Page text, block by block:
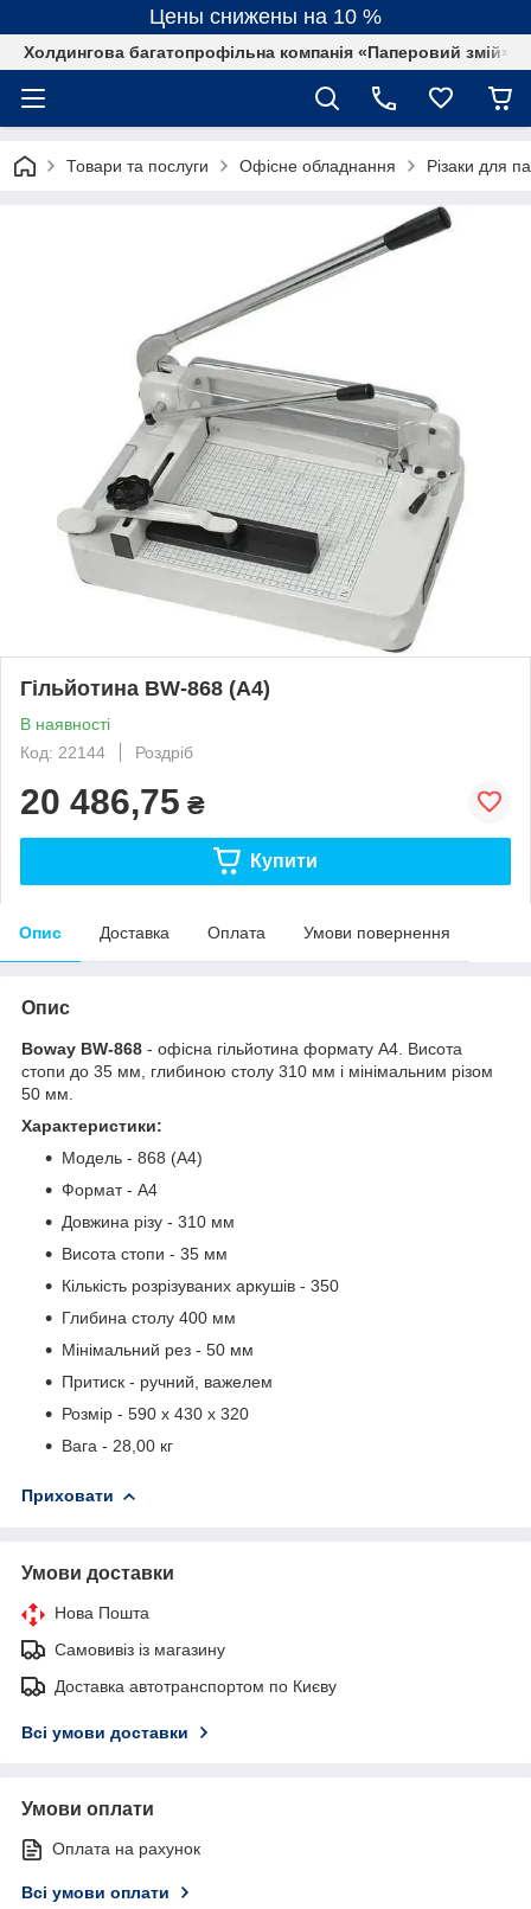
Цены снижены на 10 %
Холдингова багатопрофільна компанія «Паперовий змій»
Товари та послуги Офісне обладнання Різаки для
Гільйотина BW-868 (A4)
В наявності
Код: 22144
Роздріб
20 486,75 ₴
Купити
Опис Доставка Оплата Умови повернення
Опис
Boway BW-868 - офісна гільйотина формату А4. Висота
стопи до 35 мм, глибиною столу 310 мм і мінімальним різом
50 мм.
Характеристики:
Модель - 868 (A4)
Формат - А4
Довжина різу - 310 мм
Висота стопи - 35 мм
Кількість розрізуваних аркушів - 350
Глибина столу 400 мм
Мінімальний рез - 50 мм
Притиск - ручний, важелем
Розмір - 590 x 430 x 320
Вага - 28,00 кг
Приховати
Умови доставки
Нова Пошта
Самовивіз із магазину
Доставка автотранспортом по Києву
Всі умови доставки
Умови оплати
Оплата на рахунок
Всі умови оплати